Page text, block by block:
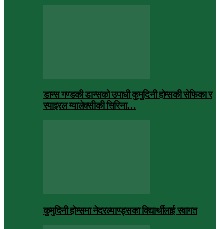
डान्स गण्डकी डान्सको उपाधी कुमुदिनी होम्सकी सेफिका र
स्पाइरल ग्यालेक्सीकी सिरिना…
कुमुदिनी होम्समा नेदरल्याण्ड्सका विद्यार्थीलाई स्वागत